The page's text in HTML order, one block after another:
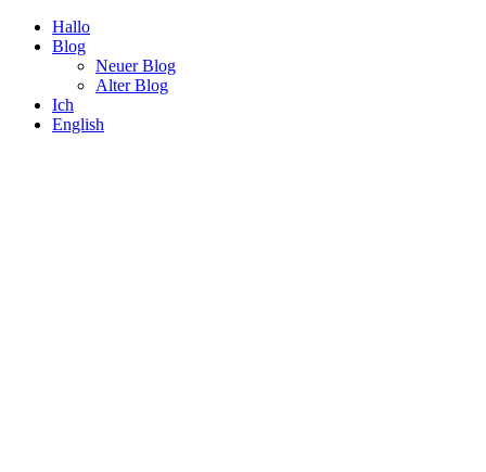
Hallo
Blog
Neuer Blog
Alter Blog
Ich
English